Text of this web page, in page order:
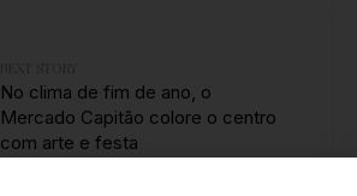
No clima de fim de ano, o
Mercado Capitão colore o centro
com arte e festa